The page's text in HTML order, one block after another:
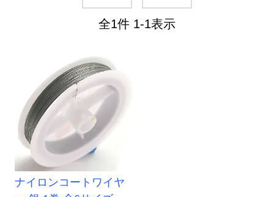
全1件 1-1表示
ナイロンコートワイヤ